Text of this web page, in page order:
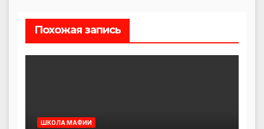
Похожая запись
ШКОЛА МАФИИ